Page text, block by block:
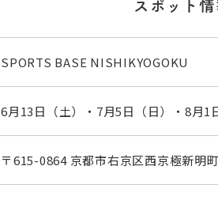
スポット情
SPORTS BASE NISHIKYOGOKU
6月13日（土）・7月5日（日）・8月1
〒615-0864 京都市右京区西京極新明